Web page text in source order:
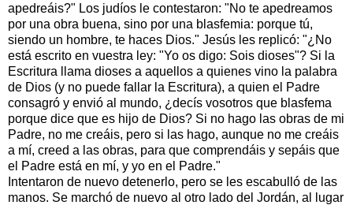
apedreáis?" Los judíos le contestaron: "No te apedreamos
por una obra buena, sino por una blasfemia: porque tú,
siendo un hombre, te haces Dios." Jesús les replicó: "¿No
está escrito en vuestra ley: "Yo os digo: Sois dioses"? Si la
Escritura llama dioses a aquellos a quienes vino la palabra
de Dios (y no puede fallar la Escritura), a quien el Padre
consagró y envió al mundo, ¿decís vosotros que blasfema
porque dice que es hijo de Dios? Si no hago las obras de mi
Padre, no me creáis, pero si las hago, aunque no me creáis
a mí, creed a las obras, para que comprendáis y sepáis que
el Padre está en mí, y yo en el Padre."
Intentaron de nuevo detenerlo, pero se les escabulló de las
manos. Se marchó de nuevo al otro lado del Jordán, al lugar